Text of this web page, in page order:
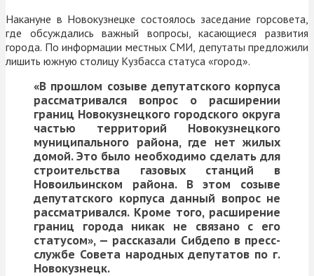
Накануне в Новокузнецке состоялось заседание горсовета,
где обсуждались важный вопросы, касающиеся развития
города. По информации местных СМИ, депутаты предложили
лишить южную столицу Кузбасса статуса «город».
«В прошлом созыве депутатского корпуса
рассматривался вопрос о расширении
границ Новокузнецкого городского округа
частью территорий Новокузнецкого
муниципального района, где нет жилых
домой. Это было необходимо сделать для
строительства газовых станций в
Новоильинском района. В этом созыве
депутатского корпуса данный вопрос не
рассматривался. Кроме того, расширение
границ города никак не связано с его
статусом», — рассказали Сибдепо в пресс-
службе Совета народных депутатов по г.
Новокузнецк.